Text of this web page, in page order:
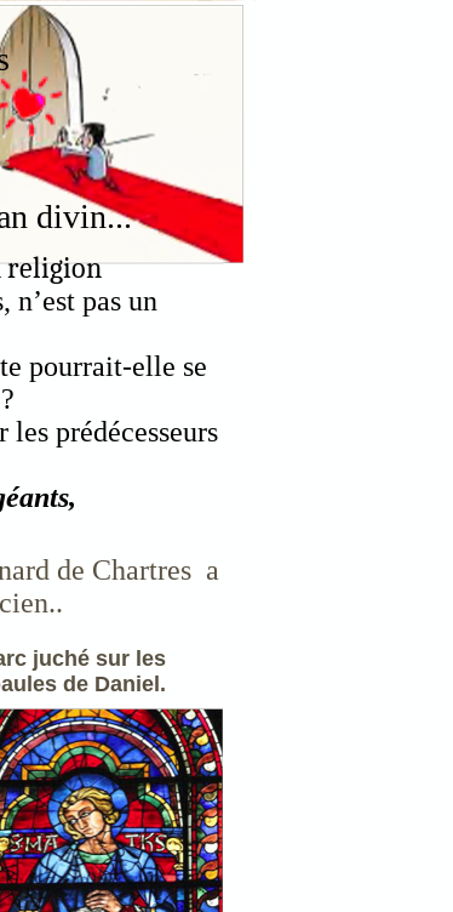
religion
pas un
pourrait-elle se
les prédécesseurs
de Chartres a
juché sur les
de Daniel.
divin...